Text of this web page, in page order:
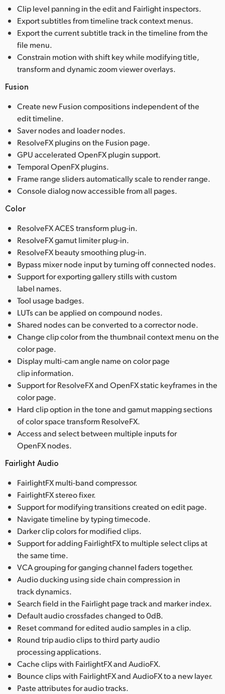
Clip level panning in the edit and Fairlight inspectors.
Export subtitles from timeline track context menus.
Export the current subtitle track in the timeline from the
file menu.
Constrain motion with shift key while modifying title,
transform and dynamic zoom viewer overlays.
Fusion
Create new Fusion compositions independent of the
edit timeline.
Saver nodes and loader nodes.
ResolveFX plugins on the Fusion page.
GPU accelerated OpenFX plugin support.
Temporal OpenFX plugins.
Frame range sliders automatically scale to render range.
Console dialog now accessible from all pages.
Color
ResolveFX ACES transform plug-in.
ResolveFX gamut limiter plug-in.
ResolveFX beauty smoothing plug-in.
Bypass mixer node input by turning off connected nodes.
Support for exporting gallery stills with custom
label names.
Tool usage badges.
LUTs can be applied on compound nodes.
Shared nodes can be converted to a corrector node.
Change clip color from the thumbnail context menu on the
color page.
Display multi-cam angle name on color page
clip information.
Support for ResolveFX and OpenFX static keyframes in the
color page.
Hard clip option in the tone and gamut mapping sections
of color space transform ResolveFX.
Access and select between multiple inputs for
OpenFX nodes.
Fairlight Audio
FairlightFX multi-band compressor.
FairlightFX stereo fixer.
Support for modifying transitions created on edit page.
Navigate timeline by typing timecode.
Darker clip colors for modified clips.
Support for adding FairlightFX to multiple select clips at
the same time.
VCA grouping for ganging channel faders together.
Audio ducking using side chain compression in
track dynamics.
Search field in the Fairlight page track and marker index.
Default audio crossfades changed to 0dB.
Reset command for edited audio samples in a clip.
Round trip audio clips to third party audio
processing applications.
Cache clips with FairlightFX and AudioFX.
Bounce clips with FairlightFX and AudioFX to a new layer.
Paste attributes for audio tracks.